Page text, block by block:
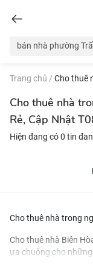
Trang chủ / Cho thuê
Cho thuê nhà
Rẻ, Cập Nhật
Hiện đang có 0 tin
Cho thuê nhà trong
Cho thuê nhà Biên
ưa chuộng cho